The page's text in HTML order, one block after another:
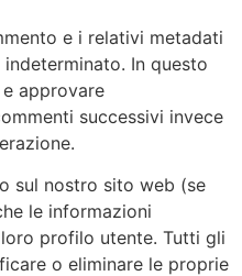
e i relativi metadati
In questo
approvare
successivi invece
sul nostro sito web (se
le informazioni
profilo utente. Tutti gli
o eliminare le proprie